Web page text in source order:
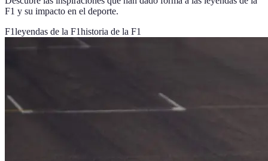
F1 y su impacto en el deporte.
F1leyendas de la F1historia de la F1